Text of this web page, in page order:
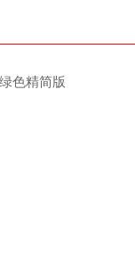
色精简版